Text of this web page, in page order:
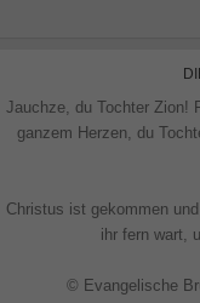
Jauchze, du Tochter Zion!
ganzem Herzen, du
Christus ist gekommen
ihr fern wart,
© Evangelische